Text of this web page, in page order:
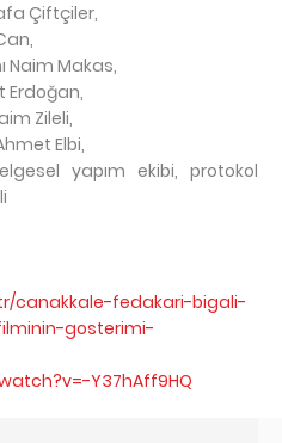
Çiftçiler,
Naim Makas,
Erdoğan,
Zileli,
Elbi,
yapım ekibi, protokol
canakkale-fedakari-bigali-
gosterimi-
Y37hAff9HQ